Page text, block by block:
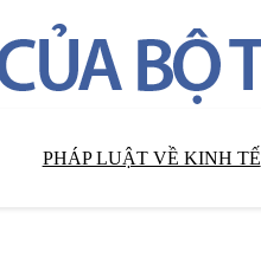
PHÁP LUẬT VỀ KINH TẾ